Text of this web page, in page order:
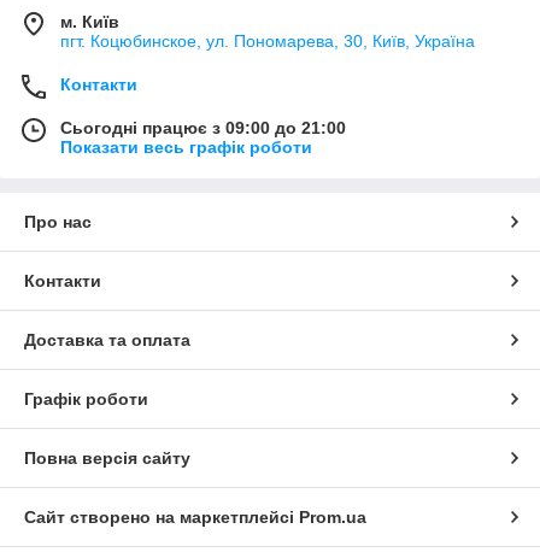
м. Київ
пгт. Коцюбинское, ул. Пономарева, 30, Київ, Україна
Контакти
Сьогодні працює з 09:00 до 21:00
Показати весь графік роботи
Про нас
Контакти
Доставка та оплата
Графік роботи
Повна версія сайту
Сайт створено на маркетплейсі Prom.ua